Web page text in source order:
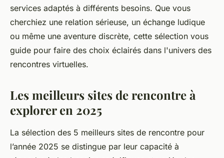
services adaptés à différents besoins. Que vous
cherchiez une relation sérieuse, un échange ludique
ou même une aventure discrète, cette sélection vous
guide pour faire des choix éclairés dans l'univers des
rencontres virtuelles.
Les meilleurs sites de rencontre à
explorer en 2025
La sélection des 5 meilleurs sites de rencontre pour
l’année 2025 se distingue par leur capacité à